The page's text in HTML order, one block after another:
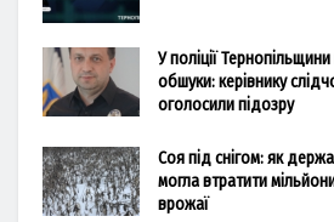
У поліції
обшуки: керівнику
оголосили підозру
Соя під снігом: як
могла втратити
врожаї